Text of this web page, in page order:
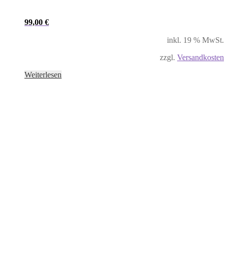
99,00 €
inkl. 19 % MwSt.
zzgl. Versandkosten
Weiterlesen